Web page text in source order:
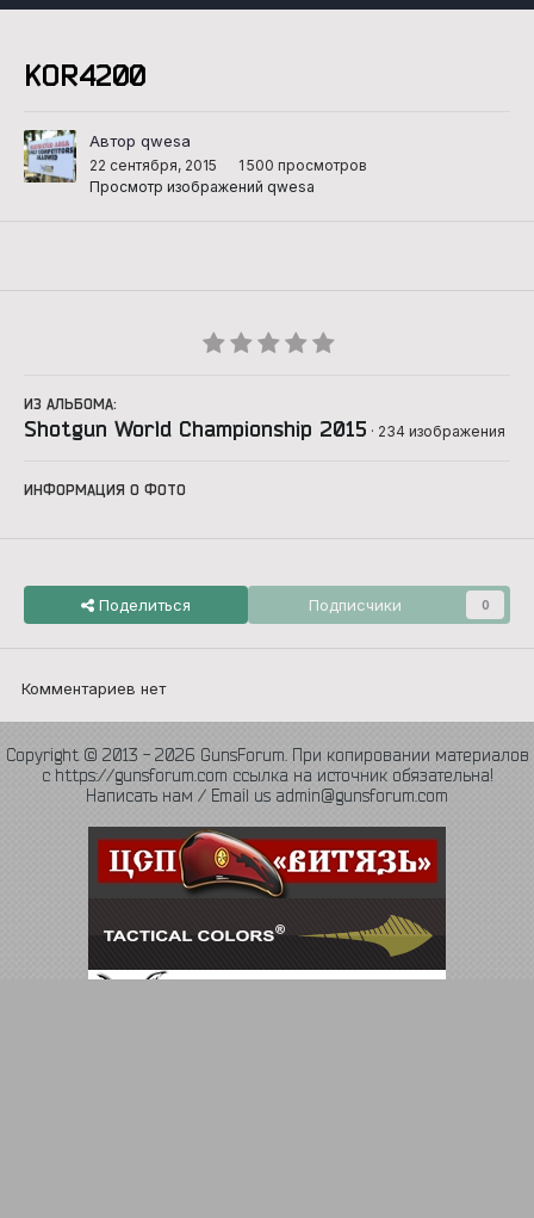
KOR4200
Автор qwesa
22 сентября, 2015
1 500 просмотров
Просмотр изображений qwesa
ИЗ АЛЬБОМА:
Shotgun World Championship 2015 · 234 изображения
ИНФОРМАЦИЯ О ФОТО
Поделиться Подписчики 0
Комментариев нет
Copyright © 2013 - 2026 GunsForum. При копировании материалов
с https://gunsforum.com ссылка на источник обязательна!
Написать нам / Email us admin@gunsforum.com